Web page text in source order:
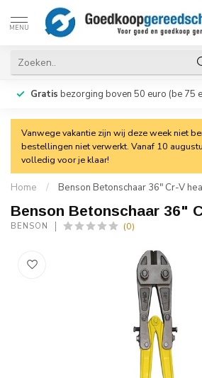
MENU
Gratis bezorging boven 50 euro (be 75
Vanwege vakantie zijn wij deze week niet
bestellingen niet verwerkt. Vanaf 10
volledig voor je klaar!
Home / Benson Betonschaar 36" Cr-V
Benson Betonschaar 36"
BENSON (0)